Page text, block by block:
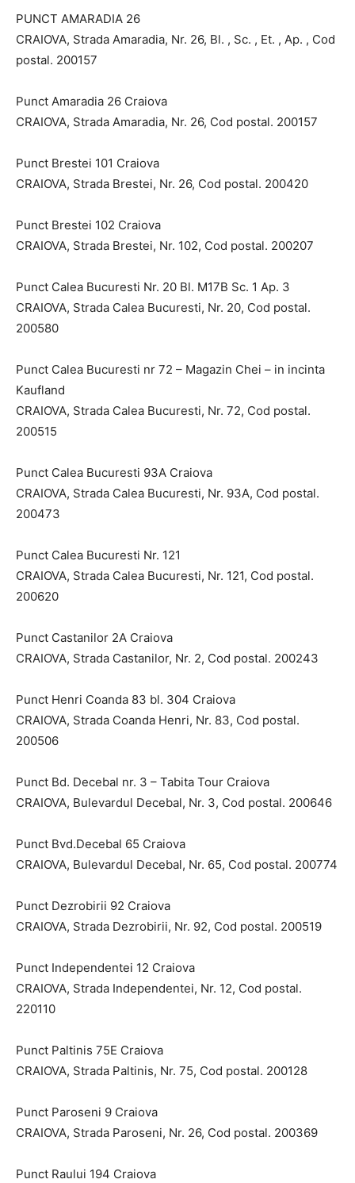
PUNCT AMARADIA 26
CRAIOVA, Strada Amaradia, Nr. 26, Bl. , Sc. , Et. , Ap. , Cod
postal. 200157
Punct Amaradia 26 Craiova
CRAIOVA, Strada Amaradia, Nr. 26, Cod postal. 200157
Punct Brestei 101 Craiova
CRAIOVA, Strada Brestei, Nr. 26, Cod postal. 200420
Punct Brestei 102 Craiova
CRAIOVA, Strada Brestei, Nr. 102, Cod postal. 200207
Punct Calea Bucuresti Nr. 20 Bl. M17B Sc. 1 Ap. 3
CRAIOVA, Strada Calea Bucuresti, Nr. 20, Cod postal.
200580
Punct Calea Bucuresti nr 72 – Magazin Chei – in incinta
Kaufland
CRAIOVA, Strada Calea Bucuresti, Nr. 72, Cod postal.
200515
Punct Calea Bucuresti 93A Craiova
CRAIOVA, Strada Calea Bucuresti, Nr. 93A, Cod postal.
200473
Punct Calea Bucuresti Nr. 121
CRAIOVA, Strada Calea Bucuresti, Nr. 121, Cod postal.
200620
Punct Castanilor 2A Craiova
CRAIOVA, Strada Castanilor, Nr. 2, Cod postal. 200243
Punct Henri Coanda 83 bl. 304 Craiova
CRAIOVA, Strada Coanda Henri, Nr. 83, Cod postal.
200506
Punct Bd. Decebal nr. 3 – Tabita Tour Craiova
CRAIOVA, Bulevardul Decebal, Nr. 3, Cod postal. 200646
Punct Bvd.Decebal 65 Craiova
CRAIOVA, Bulevardul Decebal, Nr. 65, Cod postal. 200774
Punct Dezrobirii 92 Craiova
CRAIOVA, Strada Dezrobirii, Nr. 92, Cod postal. 200519
Punct Independentei 12 Craiova
CRAIOVA, Strada Independentei, Nr. 12, Cod postal.
220110
Punct Paltinis 75E Craiova
CRAIOVA, Strada Paltinis, Nr. 75, Cod postal. 200128
Punct Paroseni 9 Craiova
CRAIOVA, Strada Paroseni, Nr. 26, Cod postal. 200369
Punct Raului 194 Craiova